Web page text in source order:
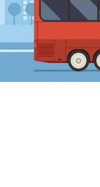
Dev Symfony